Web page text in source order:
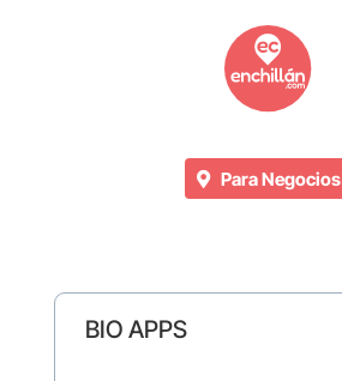
Para Negocios
BIO APPS